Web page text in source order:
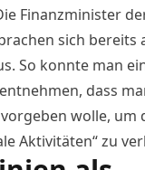
Finanzminister
sich bereits
So konnte man
entnehmen, dass
wolle, um
Aktivitäten“ zu